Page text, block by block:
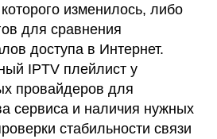
изменилось, либо
для сравнения
доступа в Интернет.
IPTV плейлист у
провайдеров для
сервиса и наличия нужных
стабильности связи